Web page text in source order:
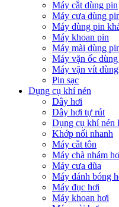
Máy cắt dùng pin
Máy cưa dùng
Máy dùng pin
Máy khoan pin
Máy mài dùng
Máy vặn ốc
Máy vặn vít
Pin sạc
Dụng cụ khí nén
Dây hơi
Dây hơi tự rút
Dụng cụ khí nén
Khớp nối nhanh
Máy cắt tôn
Máy chà nhám
Máy cưa dũa
Máy đánh bóng
Máy đục hơi
Máy khoan hơi